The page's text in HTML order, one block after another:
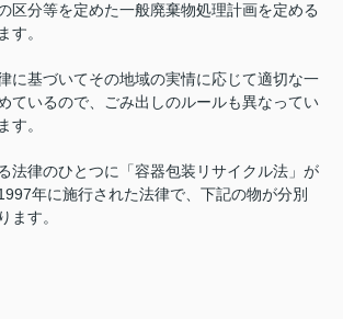
区分等を定めた一般廃棄物処理計画を定める
す。
に基づいてその地域の実情に応じて適切な一
ているので、ごみ出しのルールも異なってい
す。
法律のひとつに「容器包装リサイクル法」が
年に施行された法律で、下記の物が分別
ます。